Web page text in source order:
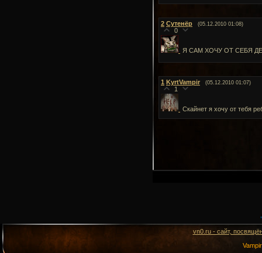
2 Сутенёр (05.12.2010 01:08)
0
Я САМ ХОЧУ ОТ СЕБЯ
1 KyrtVampir (05.12.2010 01:07)
1
Скайнет я хочу от тебя
vn0.ru - сайт,